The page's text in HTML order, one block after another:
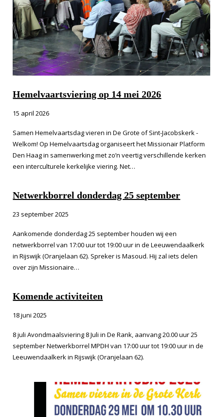
Hemelvaartsviering op 14 mei 2026
15 april 2026
Samen Hemelvaartsdag vieren in De Grote of Sint-Jacobskerk -
Welkom! Op Hemelvaartsdag organiseert het Missionair Platform
Den Haag in samenwerking met zo’n veertig verschillende kerken
een interculturele kerkelijke viering. Net…
Netwerkborrel donderdag 25 september
23 september 2025
Aankomende donderdag 25 september houden wij een
netwerkborrel van 17:00 uur tot 19:00 uur in de Leeuwendaalkerk
in Rijswijk (Oranjelaan 62). Spreker is Masoud. Hij zal iets delen
over zijn Missionaire…
Komende activiteiten
18 juni 2025
8 juli Avondmaalsviering 8 Juli in De Rank, aanvang 20.00 uur 25
september Netwerkborrel MPDH van 17:00 uur tot 19:00 uur in de
Leeuwendaalkerk in Rijswijk (Oranjelaan 62).